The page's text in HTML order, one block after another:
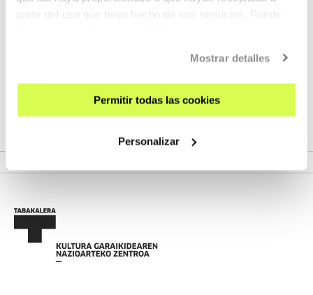
partir del uso que haya hecho de sus servicios. Puede
Mostrar detalles
Permitir todas las cookies
Personalizar
entzunaldi kolektiboak eta zuzeneko podcastak izango